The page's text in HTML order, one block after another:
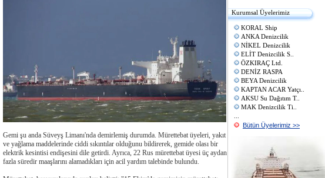
Gemi şu anda Süveyş Limanı'nda demirlemiş durumda. Mürettebat üyeleri, yakıt
ve yağlama maddelerinde ciddi sıkıntılar olduğunu bildirerek, gemide olası bir
elektrik kesintisi endişesini dile getirdi. Ayrıca, 22 Rus mürettebat üyesi üç aydan
fazla süredir maaşlarını alamadıkları için acil yardım talebinde bulundu.
Kurumsal Üyelerimiz
KORAL Ship
ANKA Denizcilik
NİKEL Denizcilik
ELİT Denizcilik S..
ÖZKIRAÇ Ltd.
DENİZ RASPA
BEYA Denizcilik
KAPTAN ACAR Yatçı..
AKSU Su Dağıtım T..
MAK Denizcilik Ti..
Bütün Üyelerimiz >>